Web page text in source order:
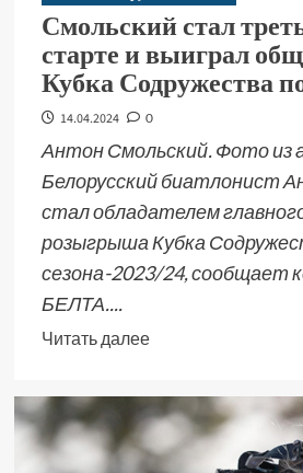
Смольский стал
старте и выиграл
Кубка Содружества
14.04.2024 0
Антон Смольский. Фото из
Белорусский биатлонист
стал обладателем
розыгрыша Кубка
сезона-2023/24, сообщает
БЕЛТА....
Читать далее